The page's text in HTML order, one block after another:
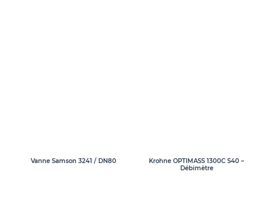
Vanne Samson 3241 / DN80
Krohne OPTIMASS 1300C S40 –
Débimètre